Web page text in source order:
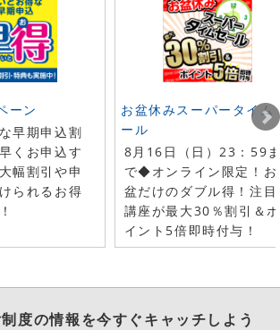
ーン
早期申込割
くお申込す
幅割引や申
られるお得
お盆休みスーパータイム
ール
8月16日（日）23：59
で◆オンライン限定！お
盆だけのダブル得！注目
講座が最大30％割引＆ポ
イント5倍即時付与！
度の情報を今すぐキャッチしよう